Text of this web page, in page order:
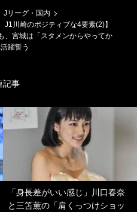
Jリーグ・国内
J1川崎のポジティブな4要素(2)】
、宮城は「スタメンからやってか
躍誓う
記事
「身長差がいい感じ」川口春奈
と三笘薫の「肩くっつけショッ